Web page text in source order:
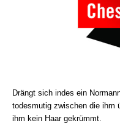
Drängt sich indes ein
todesmutig zwischen die ihm
ihm kein Haar gekrümmt.